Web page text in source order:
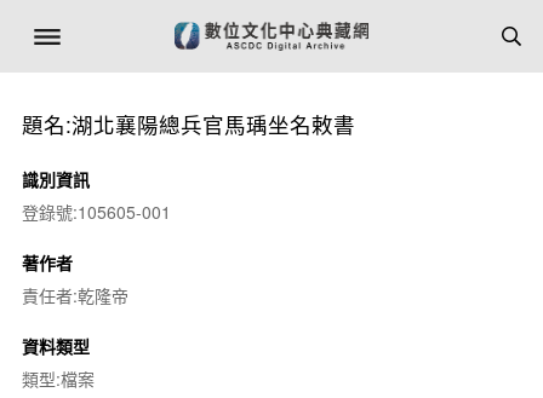
題名:湖北襄陽總兵官馬瑀坐名敕書
識別資訊
登錄號:105605-001
著作者
責任者:乾隆帝
資料類型
類型:檔案